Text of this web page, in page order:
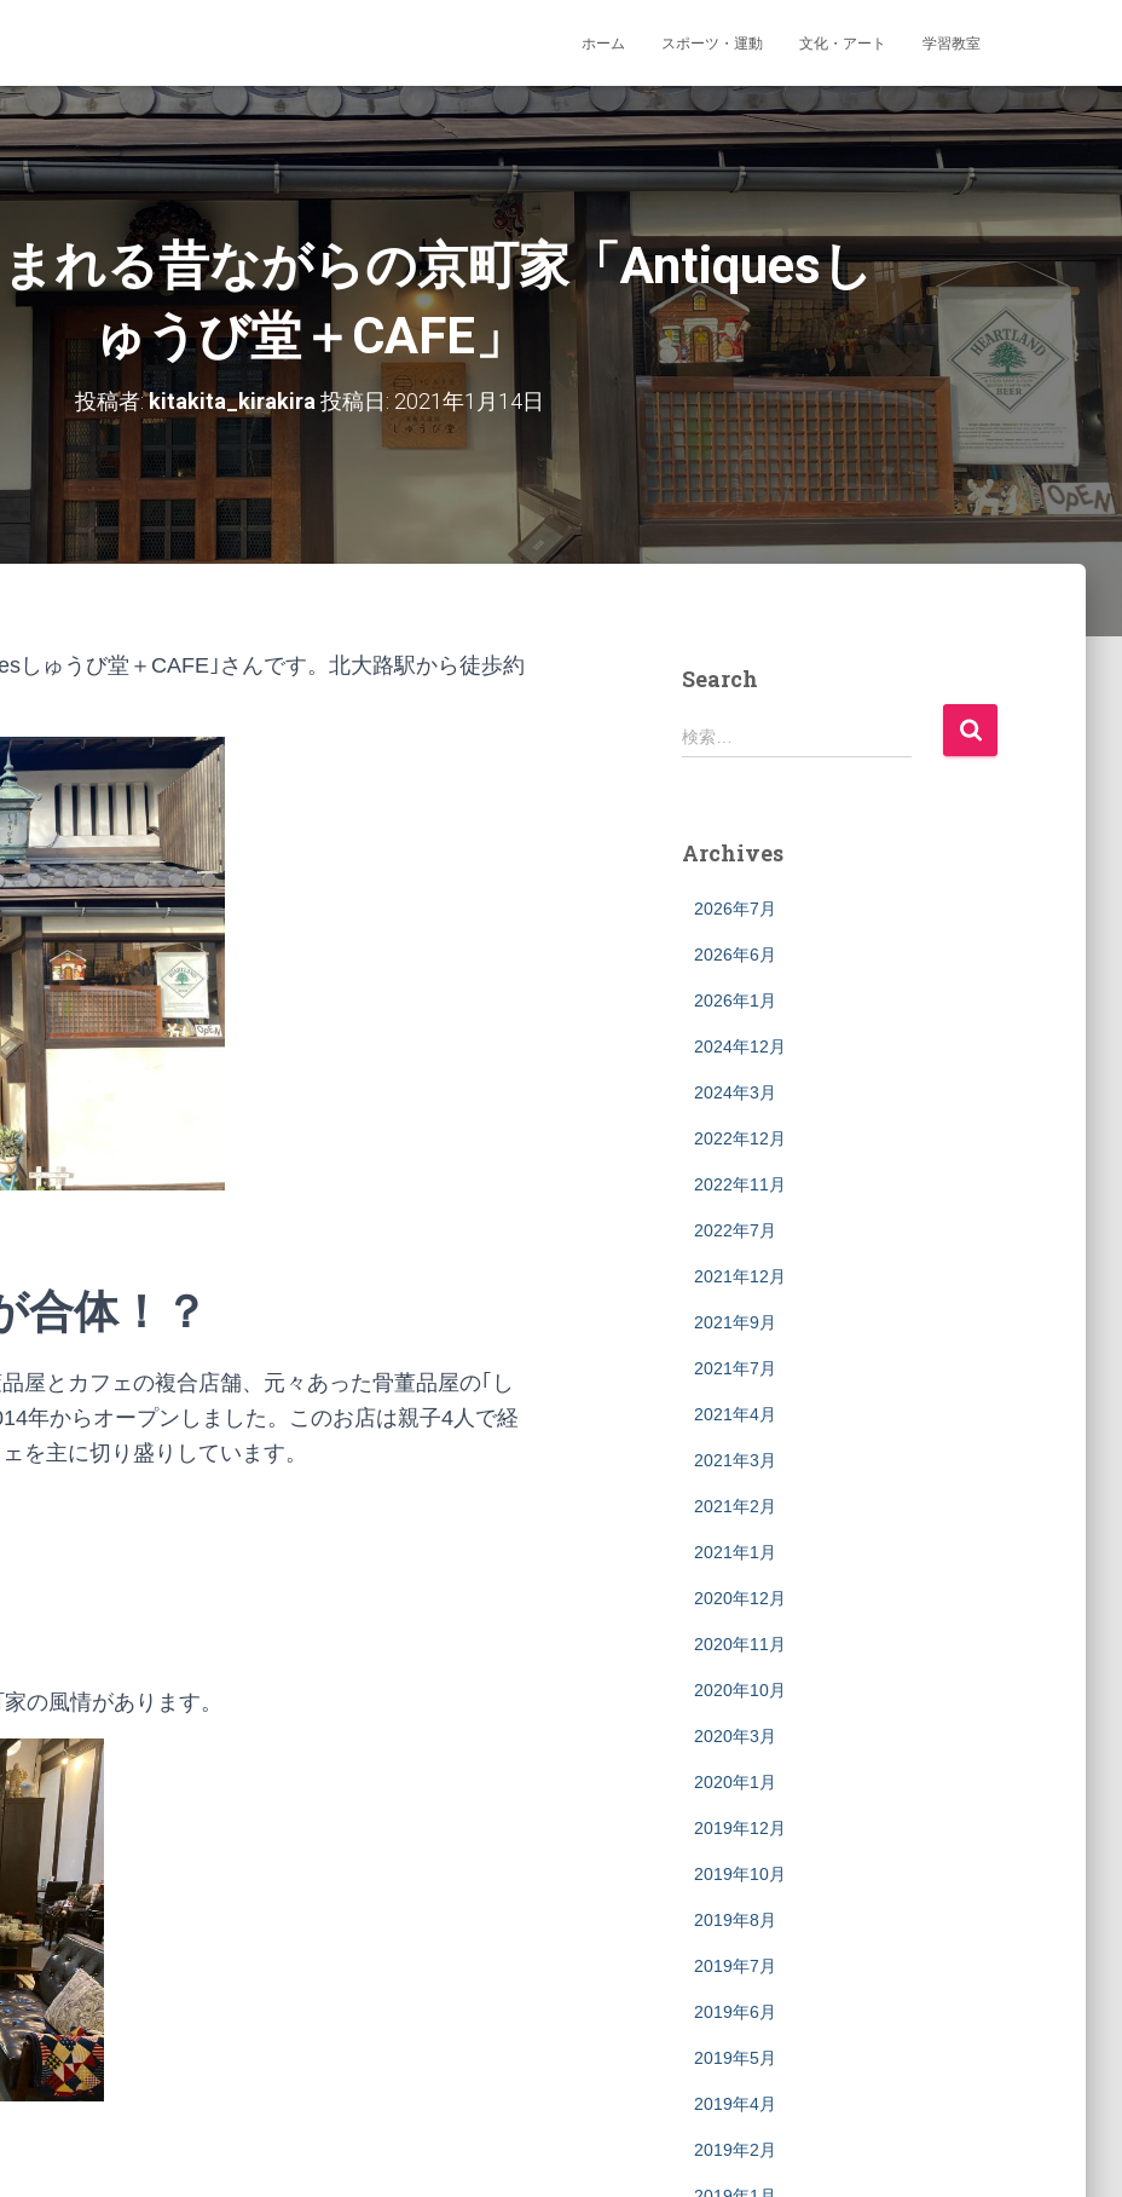
ホーム スポーツ・運動 文化・アート 学習教室
れる昔ながらの京町家「Antiquesし
ゅうび堂＋CAFE」
投稿者:kitakita_kirakira 投稿日: 2021年1月14日
しゅうび堂＋CAFE｣さんです。北大路駅から徒歩約
合体！？
屋とカフェの複合店舗、元々 あった骨董品屋の｢し
年からオープンしました。このお店は親子4人で経
を主に切り盛りしています。
の風情があります。
Search
検
索
検索…
Archives
2026年7月
2026年6月
2026年1月
2024年12月
2024年3月
2022年12月
2022年11月
2022年7月
2021年12月
2021年9月
2021年7月
2021年4月
2021年3月
2021年2月
2021年1月
2020年12月
2020年11月
2020年10月
2020年3月
2020年1月
2019年12月
2019年10月
2019年8月
2019年7月
2019年6月
2019年5月
2019年4月
2019年2月